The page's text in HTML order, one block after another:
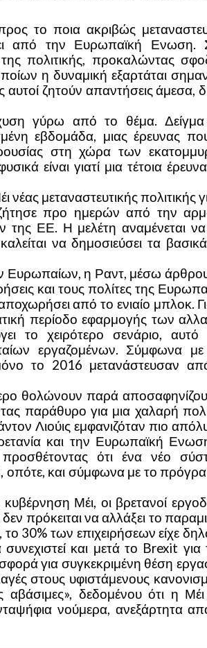
το ποια ακριβώς
από την Ευρωπαϊκή Ενωση.
πολιτικής, προκαλώντας
η δυναμική εξαρτάται
ζητούν απαντήσεις άμεσα,
γύρω από το θέμα.
εβδομάδα, μιας έρευνας
στη χώρα των
είναι γιατί μια τέτοια
μεταναστευτικής πολιτικής
προ ημερών από την
ΕΕ. Η μελέτη αναμένεται να
να δημοσιεύσει τα
Ευρωπαίων, η Ραντ, μέσω
και τους πολίτες της
από το ενιαίο μπλοκ.
περίοδο εφαρμογής των
το χειρότερο σενάριο, αυτό
εργαζομένων. Σύμφωνα
μόνο το 2016 μετανάστευσαν
θολώνουν παρά
παράθυρο για μια χαλαρή
Λιούις εμφανιζόταν πιο
και την Ευρωπαϊκή
ότι ένα νέο
οπότε, και σύμφωνα με το
Μέι, οι βρετανοί
πρόκειται να αλλάξει το
30% των επιχειρήσεων είχε
και μετά το Brexit για
για συγκεκριμένη θέση
στους υφιστάμενους
δεδομένου ότι η Μέι
νούμερα, ανεξάρτητα